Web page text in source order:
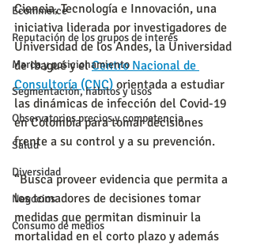
Ecommerce
Reputación de los grupos de interés
Marca y posicionamiento
Segmentación, hábitos y usos
Observatorios precios y competencia
Salud
Diversidad
Negocios
Consumo de medios
Ciencia, Tecnología e Innovación, una
iniciativa liderada por investigadores de
Universidad de los Andes, la Universidad
de Ibagué y el Centro Nacional de
Consultoría (CNC) orientada a estudiar
las dinámicas de infección del Covid-19
en Colombia para tomar decisiones
frente a su control y a su prevención.
“Busca proveer evidencia que permita a
los tomadores de decisiones tomar
medidas que permitan disminuir la
mortalidad en el corto plazo y además